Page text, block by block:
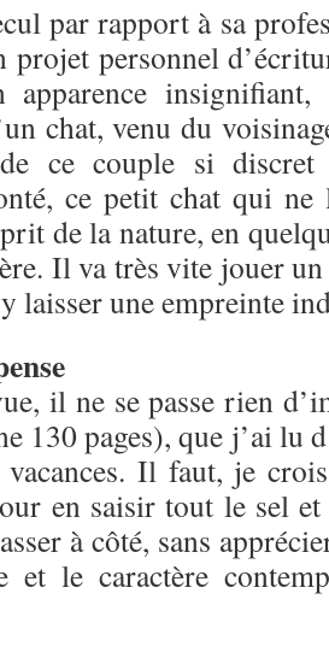
par rapport à sa
projet personnel
apparence
chat, venu du
ce couple si discret
ce petit chat qui ne
de la nature, en
Il va très vite jouer
laisser une empreinte
il ne se passe rien
130 pages), que j’ai lu
vacances. Il faut, je
en saisir tout le sel
à côté, sans
et le caractère